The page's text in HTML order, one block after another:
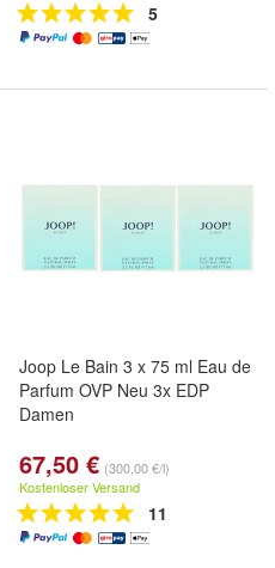
5
Joop Le Bain 3 x 75 ml Eau de
Parfum OVP Neu 3x EDP
Damen
67,50 € (300,00 €/l)
Kostenloser Versand
11